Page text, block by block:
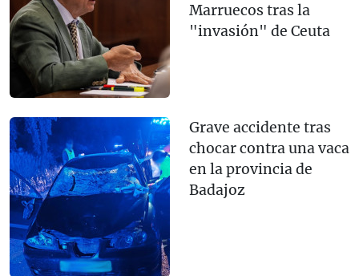
Marruecos tras la
"invasión" de Ceuta
Grave accidente tras
chocar contra una vaca
en la provincia de
Badajoz